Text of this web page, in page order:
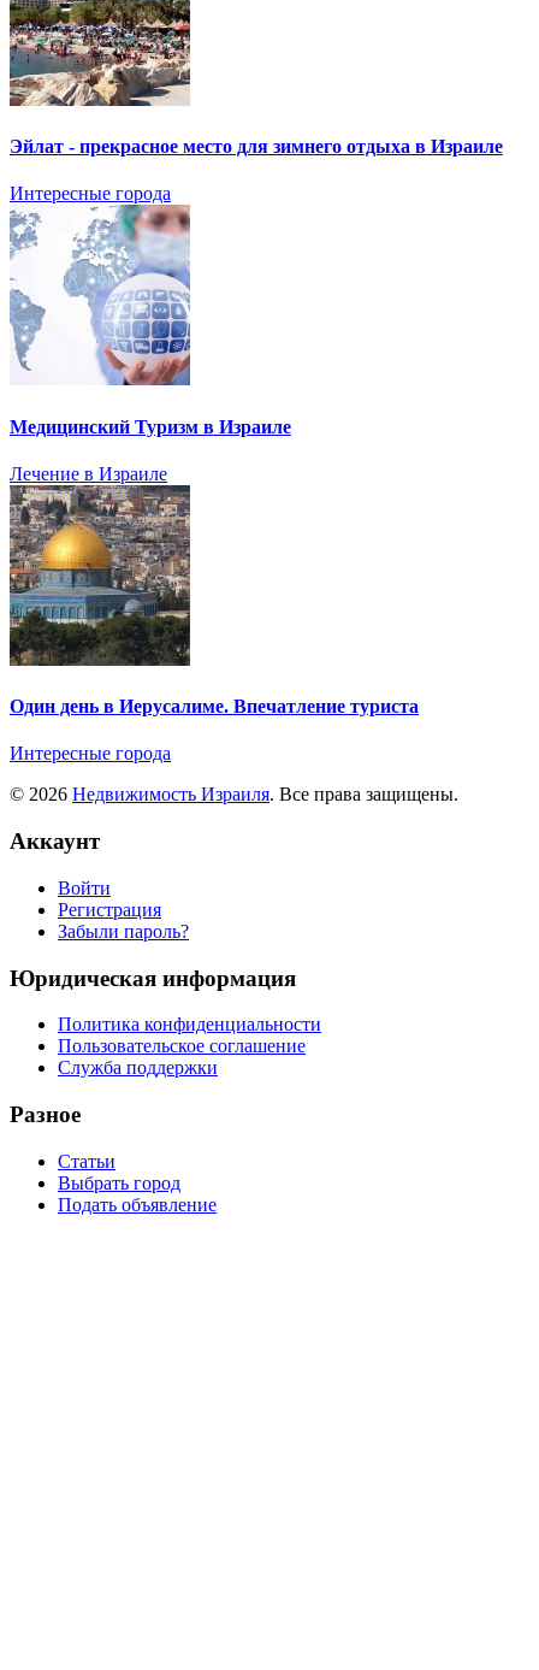
Эйлат - прекрасное место для зимнего отдыха в Израиле
Интересные города
Медицинский Туризм в Израиле
Лечение в Израиле
Один день в Иерусалиме. Впечатление туриста
Интересные города
© 2026 Недвижимость Израиля. Все права защищены.
Аккаунт
Войти
Регистрация
Забыли пароль?
Юридическая информация
Политика конфиденциальности
Пользовательское соглашение
Служба поддержки
Разное
Статьи
Выбрать город
Подать объявление